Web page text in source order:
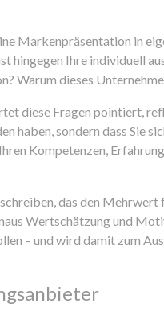
Markenpräsentation in
hingegen Ihre individuell
Warum dieses
diese Fragen pointiert,
haben, sondern dass Sie
Kompetenzen,
das den
Wertschätzung und
– und wird damit zum